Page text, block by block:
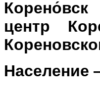
Корено́вск
центр
Население